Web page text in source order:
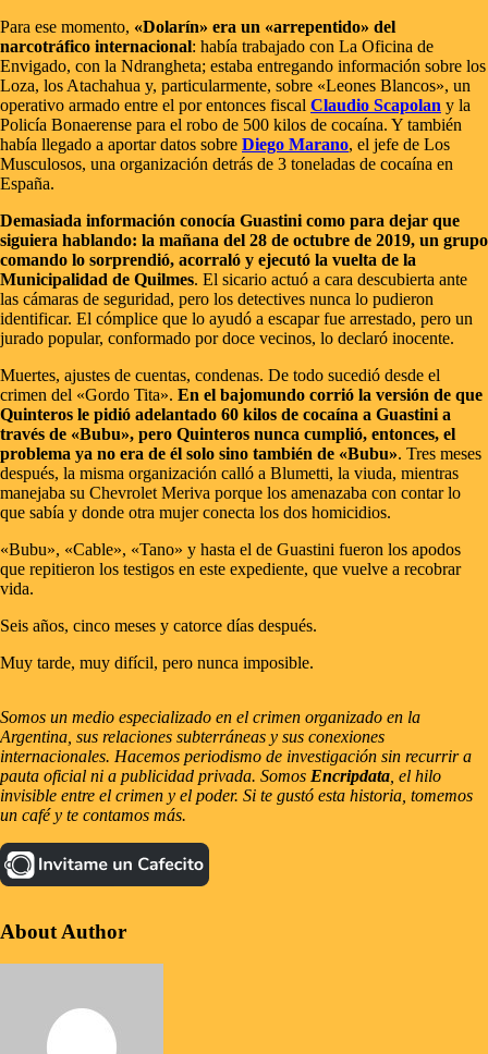
Para ese momento, «Dolarín» era un «arrepentido» del
narcotráfico internacional: había trabajado con La Oficina de
Envigado, con la Ndrangheta; estaba entregando información sobre los
Loza, los Atachahua y, particularmente, sobre «Leones Blancos», un
operativo armado entre el por entonces fiscal Claudio Scapolan y la
Policía Bonaerense para el robo de 500 kilos de cocaína. Y también
había llegado a aportar datos sobre Diego Marano, el jefe de Los
Musculosos, una organización detrás de 3 toneladas de cocaína en
España.
Demasiada información conocía Guastini como para dejar que
siguiera hablando: la mañana del 28 de octubre de 2019, un grupo
comando lo sorprendió, acorraló y ejecutó la vuelta de la
Municipalidad de Quilmes. El sicario actuó a cara descubierta ante
las cámaras de seguridad, pero los detectives nunca lo pudieron
identificar. El cómplice que lo ayudó a escapar fue arrestado, pero un
jurado popular, conformado por doce vecinos, lo declaró inocente.
Muertes, ajustes de cuentas, condenas. De todo sucedió desde el
crimen del «Gordo Tita». En el bajomundo corrió la versión de que
Quinteros le pidió adelantado 60 kilos de cocaína a Guastini a
través de «Bubu», pero Quinteros nunca cumplió, entonces, el
problema ya no era de él solo sino también de «Bubu». Tres meses
después, la misma organización calló a Blumetti, la viuda, mientras
manejaba su Chevrolet Meriva porque los amenazaba con contar lo
que sabía y donde otra mujer conecta los dos homicidios.
«Bubu», «Cable», «Tano» y hasta el de Guastini fueron los apodos
que repitieron los testigos en este expediente, que vuelve a recobrar
vida.
Seis años, cinco meses y catorce días después.
Muy tarde, muy difícil, pero nunca imposible.
Somos un medio especializado en el crimen organizado en la
Argentina, sus relaciones subterráneas y sus conexiones
internacionales. Hacemos periodismo de investigación sin recurrir a
pauta oficial ni a publicidad privada. Somos Encripdata , el hilo
invisible entre el crimen y el poder. Si te gustó esta historia, tomemos
un café y te contamos más.
About Author